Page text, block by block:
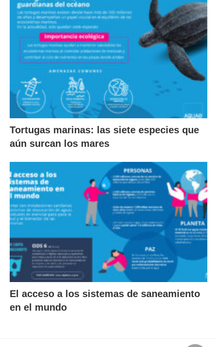
Tortugas marinas: las siete especies que
aún surcan los mares
El acceso a los sistemas de saneamiento
en el mundo